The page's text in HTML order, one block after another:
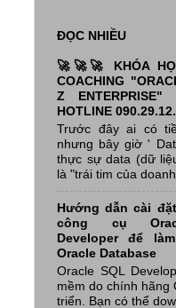
ĐỌC NHIỀU
🚀🚀🚀 KHÓA
COACHING
Z ENTERPRISE"
HOTLINE
Trước đây ai có
nhưng bây giờ '
thực sự data (dữ
là "trái tim của doanh
Hướng dẫn cài
công cụ
Developer để
Oracle Database
Oracle SQL
mềm do chính hãng
triển. Bạn có thể